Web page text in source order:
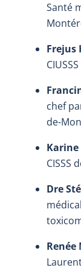
Santé
Frejus
chef
de-
CISSS
Dre
Renée